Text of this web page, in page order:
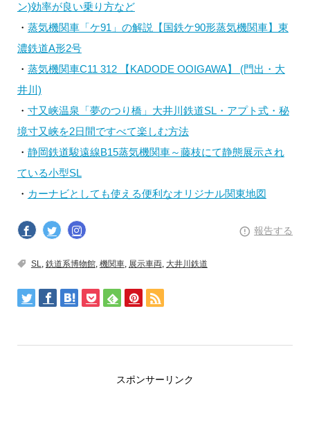
ン)効率が良い乗り方など
・ 蒸気機関車「ケ91」の解説【国鉄ケ90形蒸気機関車】東
濃鉄道A形2号
・ 蒸気機関車C11 312 【KADODE OOIGAWA】 (門出・大
井川)
・ 寸又峡温泉「夢のつり橋」大井川鉄道SL・アプト式・秘
境寸又峡を2日間ですべて楽しむ方法
・ 静岡鉄道駿遠線B15蒸気機関車～藤枝にて静態展示され
ている小型SL
・ カーナビとしても使える便利なオリジナル関東地図
報告する
SL, 鉄道系博物館, 機関車, 展示車両, 大井川鉄道
スポンサーリンク